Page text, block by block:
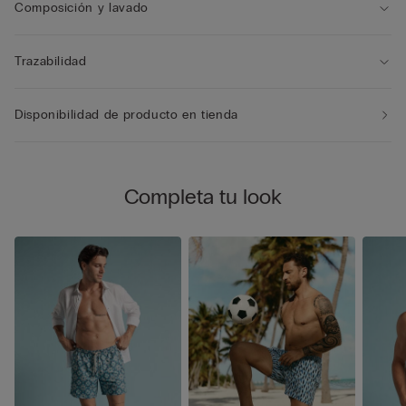
Composición y lavado
Trazabilidad
Disponibilidad de producto en tienda
Completa tu look